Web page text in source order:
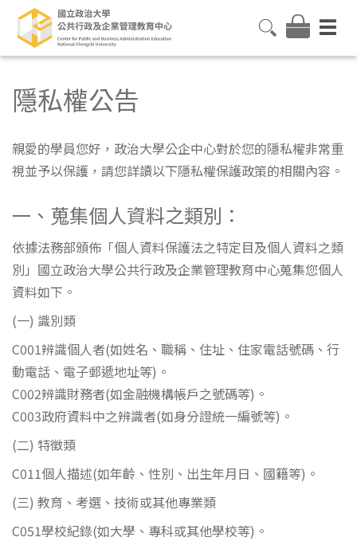
隱私權公告
親愛的學員您好，政治大學公企中心對於您的隱私權非常重
視並予以保護，請您詳讀以下隱私權保護政策的相關內容。
一、蒐集個人資料之類別：
依據法務部頒佈「個人資料保護法之特定目及個人資料之類
別」國立政治大學公共行政及企業管理教育中心蒐集您個人
資料如下。
(一) 識別類
C001辨識個人者(如姓名、職稱、住址、住家電話號碼、行
動電話、電子郵遞地址等)。
C002辨識財務者(如金融機構帳戶之號碼等)。
C003政府資料中之辨識者(如身分證統一編號等)。
(二) 特徵類
C011個人描述(如年齡、性別、出生年月日、國籍等)。
(三) 教育、考選、技術或其他專業類
C051學校紀錄(如大學、專科或其他學校等)。